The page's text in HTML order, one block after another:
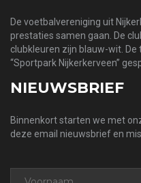
De voetbalvereniging uit
prestaties samen gaan. De
clubkleuren zijn blauw-wit.
“Sportpark Nijkerkerveen”
NIEUWSBRIEF
Binnenkort starten we met
deze email nieuwsbrief en